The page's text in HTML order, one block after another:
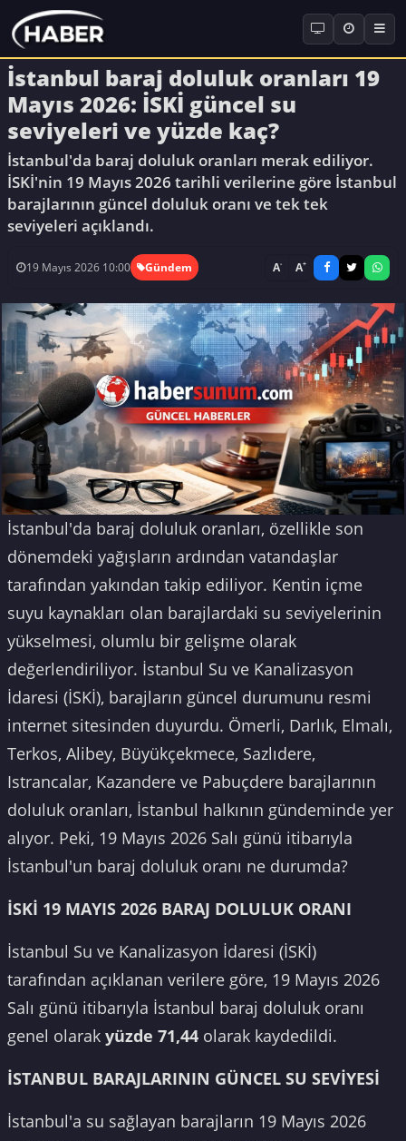
İstanbul baraj doluluk oranları 19
Mayıs 2026: İSKİ güncel su
seviyeleri ve yüzde kaç?
İstanbul'da baraj doluluk oranları merak ediliyor.
İSKİ'nin 19 Mayıs 2026 tarihli verilerine göre İstanbul
barajlarının güncel doluluk oranı ve tek tek
seviyeleri açıklandı.
19 Mayıs 2026 10:00 Gündem A- A+
İstanbul'da baraj doluluk oranları, özellikle son
dönemdeki yağışların ardından vatandaşlar
tarafından yakından takip ediliyor. Kentin içme
suyu kaynakları olan barajlardaki su seviyelerinin
yükselmesi, olumlu bir gelişme olarak
değerlendiriliyor. İstanbul Su ve Kanalizasyon
İdaresi (İSKİ), barajların güncel durumunu resmi
internet sitesinden duyurdu. Ömerli, Darlık, Elmalı,
Terkos, Alibey, Büyükçekmece, Sazlıdere,
Istrancalar, Kazandere ve Pabuçdere barajlarının
doluluk oranları, İstanbul halkının gündeminde yer
alıyor. Peki, 19 Mayıs 2026 Salı günü itibarıyla
İstanbul'un baraj doluluk oranı ne durumda?
İSKİ 19 MAYIS 2026 BARAJ DOLULUK ORANI
İstanbul Su ve Kanalizasyon İdaresi (İSKİ)
tarafından açıklanan verilere göre, 19 Mayıs 2026
Salı günü itibarıyla İstanbul baraj doluluk oranı
genel olarak yüzde 71,44 olarak kaydedildi.
İSTANBUL BARAJLARININ GÜNCEL SU SEVİYESİ
İstanbul'a su sağlayan barajların 19 Mayıs 2026